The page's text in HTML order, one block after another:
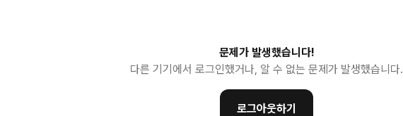
문제가 발생했습니다!
다른 기기에서 로그인했거나, 알 수 없는 문제가 발생했습니다.
로그아웃하기